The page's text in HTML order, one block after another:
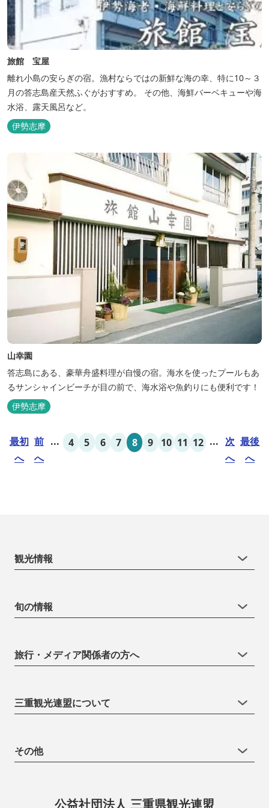
旅館 宝屋
離れ小島の安らぎの宿。漁村ならではの新鮮な海の幸、特に10～３
月の答志島産天然ふぐがおすすめ。 その他、海鮮バーベキューや海
水浴、露天風呂など。
伊勢志摩
山幸園
答志島にある、豪華舟盛料理が自慢の宿。海水を使ったプールもあ
るサンシャインビーチが目の前で、海水浴や魚釣りにも便利です！
伊勢志摩
最初
へ
前
へ
... 4 5 6 7 8 9 10 11 12 ... 次
へ
最後
へ
観光情報
旬の情報
旅行・メディア関係者の方へ
三重観光連盟について
その他
公益社団法人 三重県観光連盟